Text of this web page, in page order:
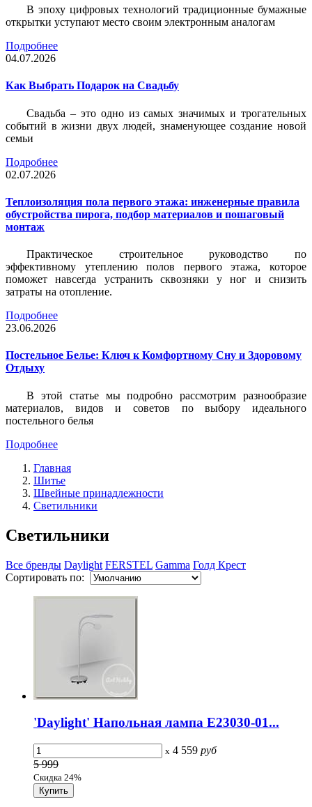
В эпоху цифровых технологий традиционные бумажные
открытки уступают место своим электронным аналогам
Подробнее
04.07.2026
Как Выбрать Подарок на Свадьбу
Свадьба – это одно из самых значимых и трогательных
событий в жизни двух людей, знаменующее создание новой
семьи
Подробнее
02.07.2026
Теплоизоляция пола первого этажа: инженерные правила
обустройства пирога, подбор материалов и пошаговый
монтаж
Практическое строительное руководство по
эффективному утеплению полов первого этажа, которое
поможет навсегда устранить сквозняки у ног и снизить
затраты на отопление.
Подробнее
23.06.2026
Постельное Белье: Ключ к Комфортному Сну и Здоровому
Отдыху
В этой статье мы подробно рассмотрим разнообразие
материалов, видов и советов по выбору идеального
постельного белья
Подробнее
Главная
Шитье
Швейные принадлежности
Светильники
Светильники
Все бренды Daylight FERSTEL Gamma Голд Крест
Сортировать по:
'Daylight' Напольная лампа E23030-01...
x 4 559 руб
5 999
Скидка 24%